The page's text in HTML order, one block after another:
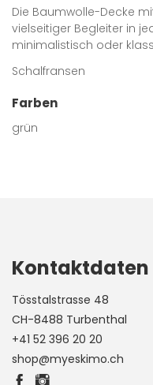
Die Baumwolle-Decke
vielseitiger Begleiter in
minimalistisch oder
Schalfransen
Farben
grün
Kontaktdaten
Tösstalstrasse 48
CH-8488 Turbenthal
+41 52 396 20 20
shop@myeskimo.ch